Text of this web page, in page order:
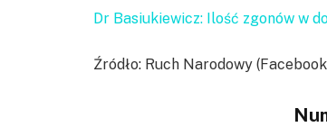
Dr Basiukiewicz: Ilość zgonów w
Źródło: Ruch Narodowy